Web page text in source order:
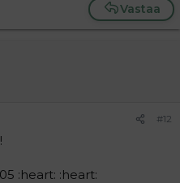
Vastaa
#12
:heart: :heart: